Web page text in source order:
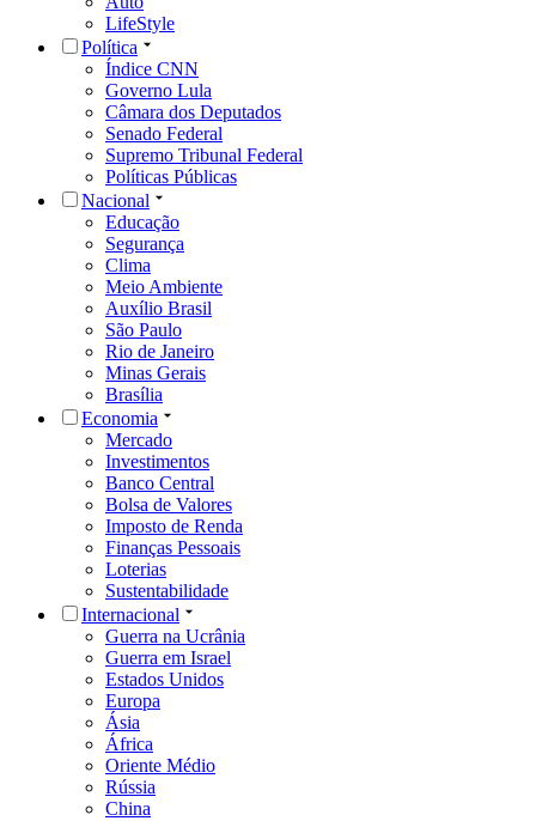
LifeStyle
Política
Índice CNN
Governo Lula
Câmara dos Deputados
Senado Federal
Supremo Tribunal Federal
Políticas Públicas
Nacional
Educação
Segurança
Clima
Meio Ambiente
Auxílio Brasil
São Paulo
Rio de Janeiro
Minas Gerais
Brasília
Economia
Mercado
Investimentos
Banco Central
Bolsa de Valores
Imposto de Renda
Finanças Pessoais
Loterias
Sustentabilidade
Internacional
Guerra na Ucrânia
Guerra em Israel
Estados Unidos
Europa
Ásia
África
Oriente Médio
Rússia
China